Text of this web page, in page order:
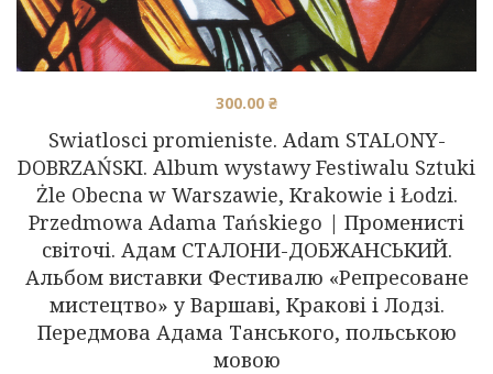
Swiatlosci promieniste. Adam STALONY-
DOBRZAŃSKI. Album wystawy Festiwalu Sztuki
Żle Obecna w Warszawie, Krakowie i Łodzi.
Przedmowa Adama Tańskiego | Променисті
світочі. Адам СТАЛОНИ-ДОБЖАНСЬКИЙ.
Альбом виставки Фестивалю «Репресоване
мистецтво» у Варшаві, Кракові і Лодзі.
Передмова Адама Танського, польською
мовою
300.00 ₴